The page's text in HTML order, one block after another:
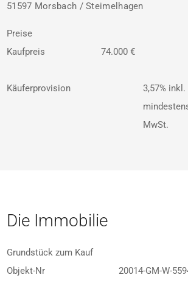
51597 Morsbach / Steimelhagen
Preise
Kaufpreis
74.000 €
Käuferprovision
3,57%
MwSt.
Die Immobilie
Grundstück zum Kauf
Objekt-Nr
20014-GM-W-